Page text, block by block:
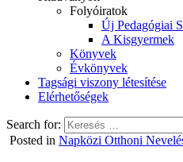
Folyóiratok
Új Pedagógiai
A Kisgyermek
Könyvek
Évkönyvek
Tagsági viszony létesítése
Elérhetőségek
Search for:
Posted in Napközi Otthoni